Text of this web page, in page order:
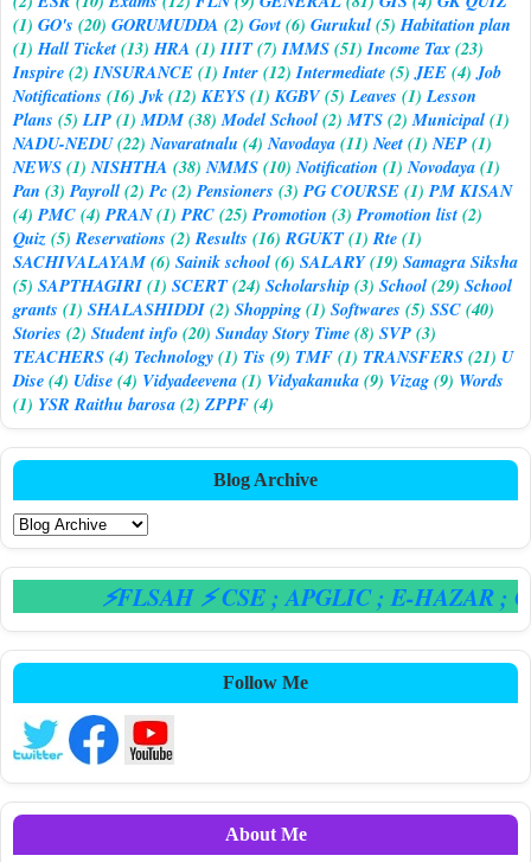
(1) GO's (20) GORUMUDDA (2) Govt(6) Gurukul(5) Habitation plan
(1) Hall Ticket(13) HRA (1) IIIT(7) IMMS(51) Income Tax(23)
Inspire(2) INSURANCE(1) Inter(12) Intermediate(5) JEE(4) Job
Notifications (16) Jvk(12) KEYS(1) KGBV(5) Leaves (1) Lesson
Plans (5) LIP(1) MDM(38) Model School(2) MTS(2) Municipal(1)
NADU-NEDU(22) Navaratnalu (4) Navodaya(11) Neet(1) NEP(1)
NEWS(1) NISHTHA (38) NMMS(10) Notification (1) Novodaya(1)
Pan (3) Payroll(2) Pc(2) Pensioners (3) PG COURSE(1) PM KISAN
(4) PMC(4) PRAN(1) PRC(25) Promotion (3) Promotion list(2)
Quiz(5) Reservations (2) Results (16) RGUKT(1) Rte(1)
SACHIVALAYAM(6) Sainik school(6) SALARY(19) Samagra Siksha
(5) SAPTHAGIRI(1) SCERT(24) Scholarship(3) School(29) School
grants (1) SHALASHIDDI(2) Shopping(1) Softwares (5) SSC(40)
Stories (2) Student info(20) Sunday Story Time(8) SVP(3)
TEACHERS(4) Technology(1) Tis (9) TMF(1) TRANSFERS(21) U
Dise(4) Udise(4) Vidyadeevena(1) Vidyakanuka(9) Vizag(9) Words
(1) YSR Raithu barosa(2) ZPPF(4)
Blog Archive
⚡FLSAH ⚡ CSE; APGLIC; E-HAZAR;
Follow Me
About Me